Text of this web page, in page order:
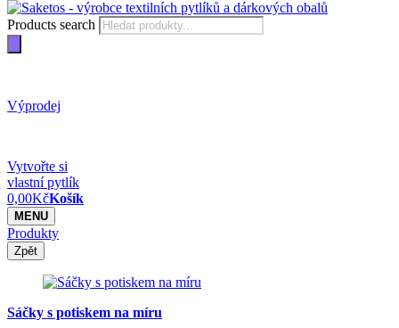
Products search
Výprodej
Vytvořte si
vlastní pytlík
0,00KčKošík
MENU
Produkty
Zpět
Sáčky s potiskem na míru